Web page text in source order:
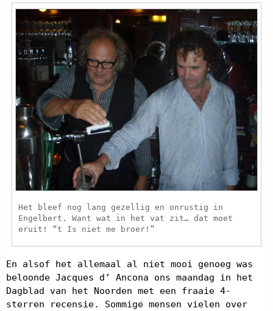
Het bleef nog lang gezellig en onrustig in
Engelbert. Want wat in het vat zit… dat moet
eruit! “t Is niet me broer!”
En alsof het allemaal al niet mooi genoeg was
beloonde Jacques d’ Ancona ons maandag in het
Dagblad van het Noorden met een fraaie 4-
sterren recensie. Sommige mensen vielen over